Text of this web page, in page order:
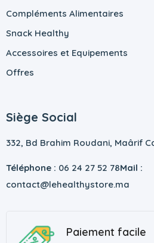
Compléments Alimentaires
Snack Healthy
Accessoires et Equipements
Offres
Siège Social
332, Bd Brahim Roudani, Maârif
Téléphone : 06 24 27 52 78Mail :
contact@lehealthystore.ma
Paiement facile